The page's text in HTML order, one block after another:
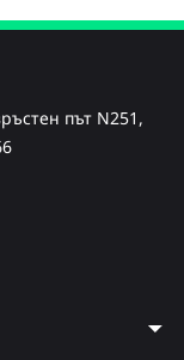
път N251,